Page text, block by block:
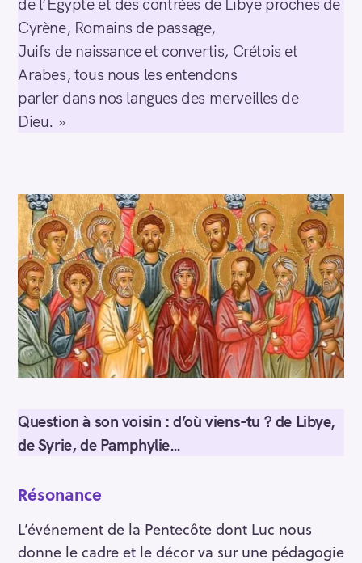
Cyrène, Romains de passage,
Juifs de naissance et convertis, Crétois et
Arabes, tous nous les entendons
parler dans nos langues des merveilles de
Dieu. »
Question à son voisin : d’où viens-tu ? de Libye,
de Syrie, de Pamphylie…
Résonance
L’événement de la Pentecôte dont Luc nous
donne le cadre et le décor va sur une pédagogie